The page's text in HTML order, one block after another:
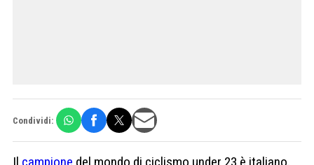
Condividi: